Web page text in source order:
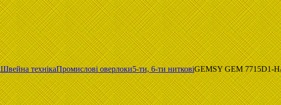
Швейна технікаПромислові оверлоки5-ти, 6-ти нитковіGEMSY GEM 7715D1-